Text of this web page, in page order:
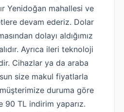
Yenidoğan mahallesi ve
devam ederiz. Dolar
dolayı aldığımız
Ayrıca ileri teknoloji
Cihazlar ya da araba
size makul fiyatlarla
müşterimize duruma göre
90 TL indirim yaparız.